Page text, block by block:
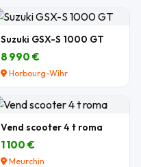
Suzuki GSX-S 1000 GT
8 990 €
Horbourg-Wihr
Vend scooter 4 t roma
1 100 €
Meurchin